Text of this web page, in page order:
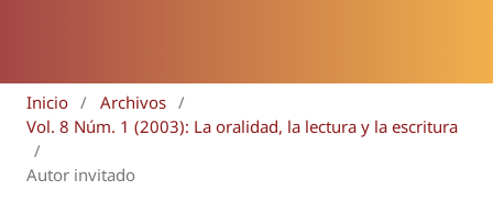
Inicio / Archivos /
Vol. 8 Núm. 1 (2003): La oralidad, la lectura y la escritura
/
Autor invitado